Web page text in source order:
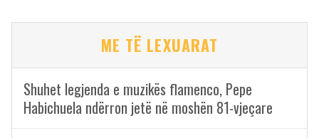
ME TË LEXUARAT
Shuhet legjenda e muzikës flamenco, Pepe
Habichuela ndërron jetë në moshën 81-vjeçare